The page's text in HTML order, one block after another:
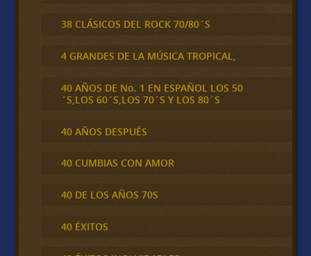
38 CLÁSICOS DEL ROCK 70/80´S
4 GRANDES DE LA MÚSICA TROPICAL,
40 AÑOS DE No. 1 EN ESPAÑOL LOS 50
´S,LOS 60´S,LOS 70´S Y LOS 80´S
40 AÑOS DESPUÉS
40 CUMBIAS CON AMOR
40 DE LOS AÑOS 70S
40 ÉXITOS